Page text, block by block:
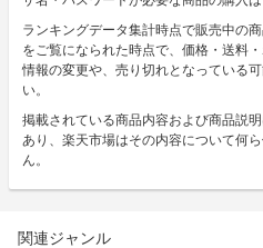
ランキングデータ集計時点で販売中の
をご覧になられた時点で、価格・送料
情報の変更や、売り切れとなっている
い。
掲載されている商品内容および商品説
あり、楽天市場はその内容について何
ん。
関連ジャンル